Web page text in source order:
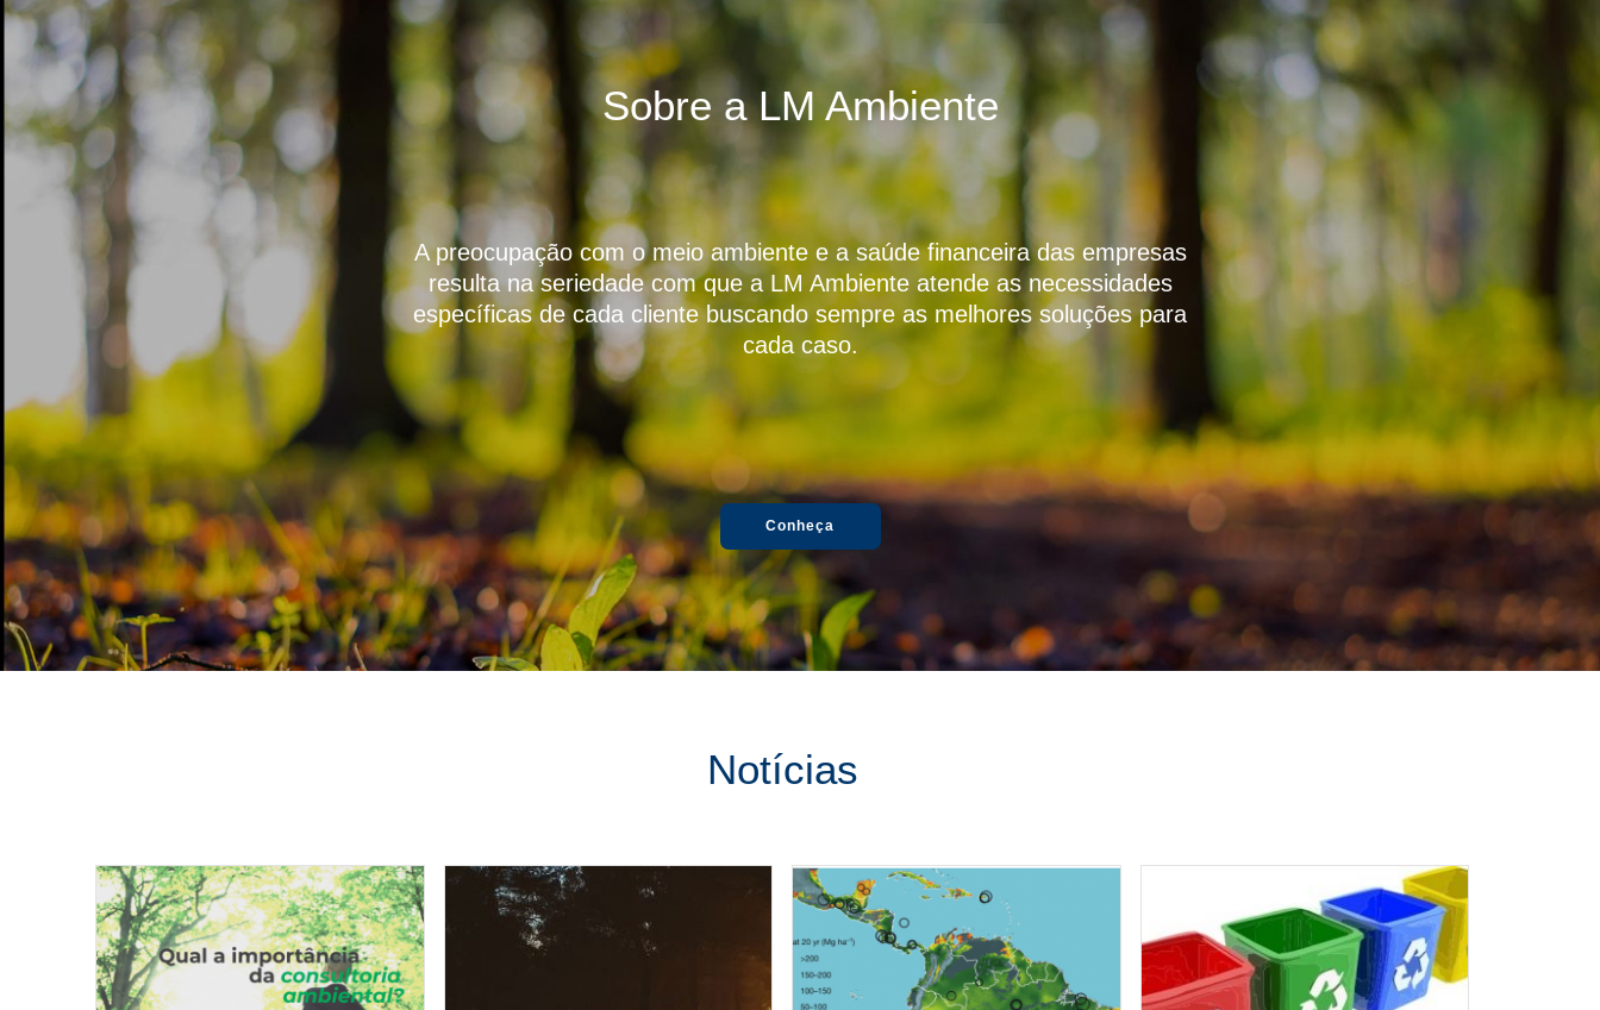
Sobre a LM Ambiente
A preocupação com o meio ambiente e a saúde financeira das empresas
resulta na seriedade com que a LM Ambiente atende as necessidades
específicas de cada cliente buscando sempre as melhores soluções para
cada caso.
Conheça
Notícias